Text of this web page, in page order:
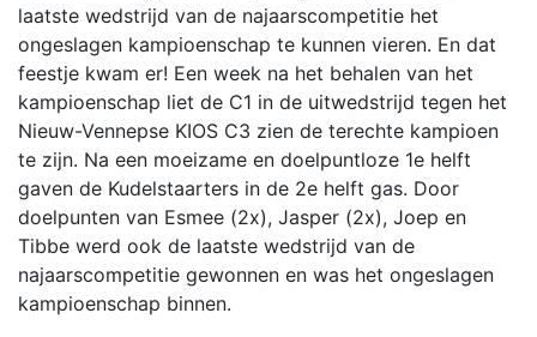
laatste wedstrijd van de najaarscompetitie het
ongeslagen kampioenschap te kunnen vieren. En dat
feestje kwam er! Een week na het behalen van het
kampioenschap liet de C1 in de uitwedstrijd tegen het
Nieuw-Vennepse KIOS C3 zien de terechte kampioen
te zijn. Na een moeizame en doelpuntloze 1e helft
gaven de Kudelstaarters in de 2e helft gas. Door
doelpunten van Esmee (2x), Jasper (2x), Joep en
Tibbe werd ook de laatste wedstrijd van de
najaarscompetitie gewonnen en was het ongeslagen
kampioenschap binnen.